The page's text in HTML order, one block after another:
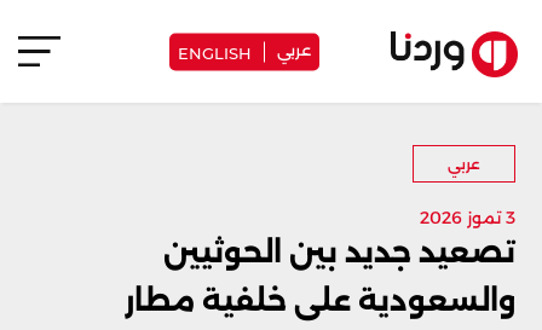
عربي ENGLISH
عربي
3 تموز 2026
تصعيد جديد بين الحوثيين
والسعودية على خلفية مطار